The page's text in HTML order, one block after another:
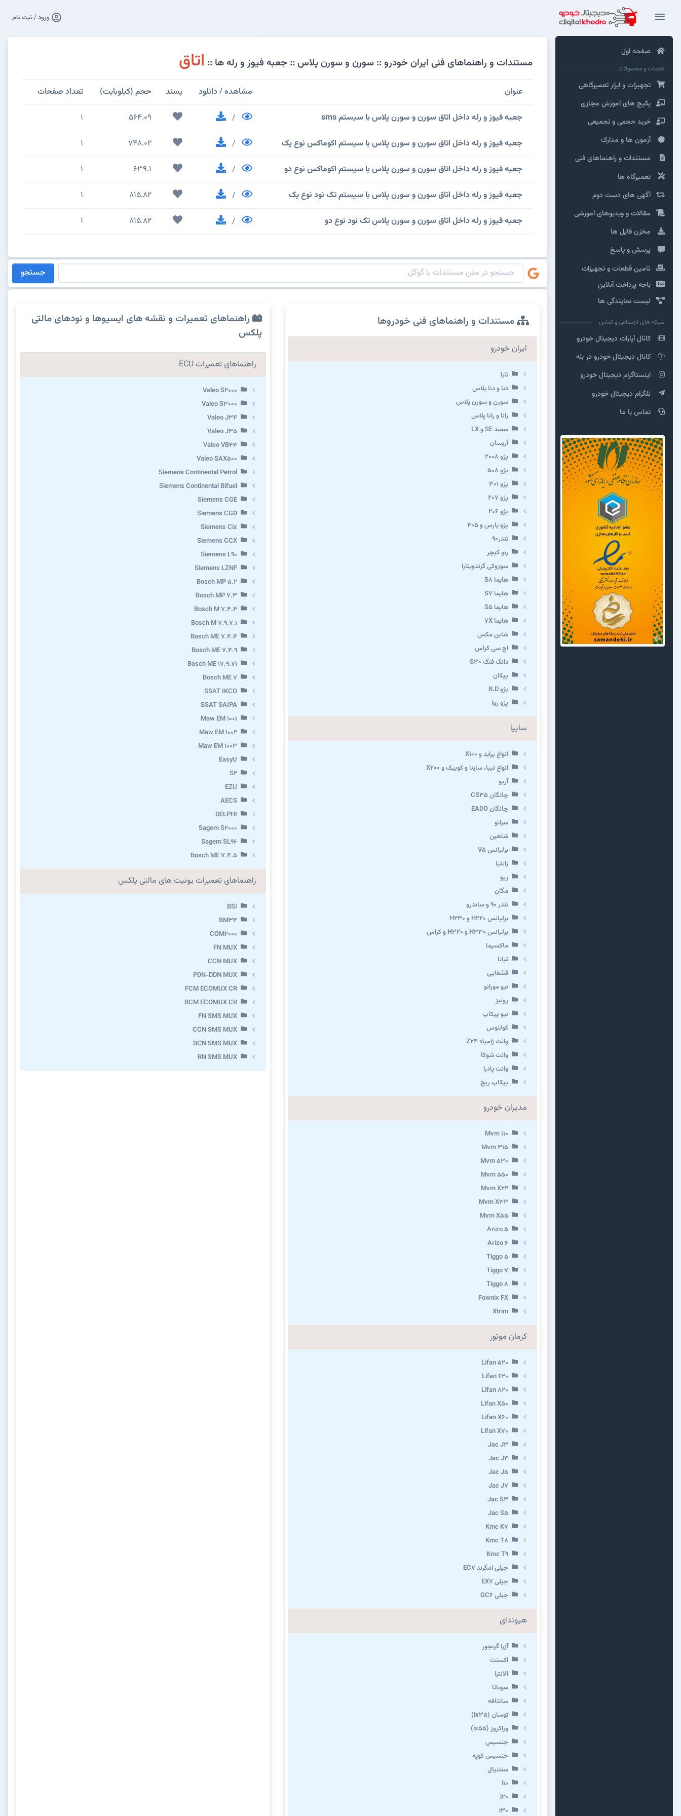
صفحه اول
خدمات و محصولات
تجهیزات و ابزار تعمیرگاهی
پکیج های آموزش مجازی
خرید حجمی و تجمیعی
آزمون ها و مدارک
مستندات و راهنماهای فنی
تعمیرگاه ها
آگهی های دست دوم
مقالات و ویدیوهای آموزشی
مخزن فایل ها
پرسش و پاسخ
تامین قطعات و تجهیزات
باجه پرداخت آنلاین
لیست نمایندگی ها
شبکه های اجتماعی و تماس
کانال آپارات دیجیتال خودرو
کانال دیجیتال خودرو در بله
اینستاگرام دیجیتال خودرو
تلگرام دیجیتال خودرو
تماس با ما
ورود / ثبت نام
مستندات و راهنماهای فنی ایران خودرو :: سورن و سورن پلاس :: جعبه فیوز و رله ها :: اتاق
عنوان مشاهده / دانلود پسند حجم (کیلوبایت) تعداد صفحات
جعبه فيوز و رله داخل اتاق سورن و سورن پلاس با سیستم sms /
564.09
1
جعبه فيوز و رله داخل اتاق سورن و سورن پلاس با سیستم اکوماکس نوع یک /
748.02
1
جعبه فيوز و رله داخل اتاق سورن و سورن پلاس با سیستم اکوماکس نوع دو /
639.1
1
جعبه فيوز و رله داخل اتاق سورن و سورن پلاس با سیستم تک نود نوع یک /
815.82
1
جعبه فيوز و رله داخل اتاق سورن و سورن پلاس تک نود نوع دو /
815.82
1
جستجو
مستندات و راهنماهای فنی خودروها
ایران خودرو
تارا
دنا و دنا پلاس
سورن و سورن پلاس
رانا و رانا پلاس
سمند SE و LX
آریسان
پژو ۲۰۰۸
پژو ۵۰۸
پژو 301
پژو ۲۰۷
پژو ۲۰۶
پژو پارس و ۴۰۵
تندر۹۰
رنو کپچر
سوزوکی گرندویتارا
هایما S8
هایما S7
هایما S5
هایما 7X
شاین مکس
اچ سی کراس
دانگ فنگ S30
پیکان
پژو R.D
پژو روآ
سایپا
انواع پراید و X100
انواع تیبا، ساینا و کوییک و X200
آریو
چانگان CS35
چانگان EADO
سراتو
شاهین
برلیانس V5
زانتیا
ریو
مگان
تندر ۹۰ و ساندرو
برلیانس H220 و H230
برلیانس H330 و H320 و کراس
ماکسیما
تیانا
قشقایی
نیو مورانو
رونیز
نیو پیکاپ
كولئوس
وانت زامیاد Z24
وانت شوکا
وانت پادرا
پیکاپ ریچ
مدیران خودرو
Mvm 110
Mvm 315
Mvm 530
Mvm 550
Mvm X22
Mvm X33
Mvm X55
Arizo 5
Arizo 6
Tiggo 5
Tiggo 7
Tiggo 8
Fownix FX
Xtrim
کرمان موتور
Lifan 520
Lifan 620
Lifan 820
Lifan X50
Lifan X60
Lifan X70
Jac J3
Jac J4
Jac J5
Jac J7
Jac S3
Jac S5
Kmc K7
Kmc T8
Kmc T9
جیلی امگرند EC7
جیلی EX7
جیلی GC6
هیوندای
آزرا گرنجور
اکسنت
الانترا
سوناتا
سانتافه
توسان (ix35)
وراکروز (ix55)
جنسیس
جنسیس کوپه
سنتنیال
i10
i20
i30
راهنماهای تعمیرات و نقشه های ایسیوها و نودهای مالتی
پلکس
راهنماهای تعمیرات ECU
Valeo S2000
Valeo S3000
Valeo J34
Valeo J35
Valeo VB44
Valeo SAX500
Siemens Continental Petrol
Siemens Continental Bifuel
Siemens CGE
Siemens CGD
Siemens Cix
Siemens CCX
Siemens L90
Siemens LZNF
Bosch MP 5.2
Bosch MP 7.3
Bosch M 7.4.4
Bosch M 7.9.7.1
Bosch ME 7.4.4
Bosch ME 7.4.9
Bosch ME 17.9.71
Bosch ME 7
SSAT IKCO
SSAT SAIPA
Maw EM 1001
Maw EM 1002
Maw EM 1003
EasyU
S2
EZU
AECS
DELPHI
Sagem S2000
Sagem SL96
Bosch ME 7.4.5
راهنماهای تعمیرات یونیت های مالتی پلکس
BSI
BM34
COM2000
FN MUX
CCN MUX
PDN-DDN MUX
FCM ECOMUX CR
BCM ECOMUX CR
FN SMS MUX
CCN SMS MUX
DCN SMS MUX
RN SMS MUX